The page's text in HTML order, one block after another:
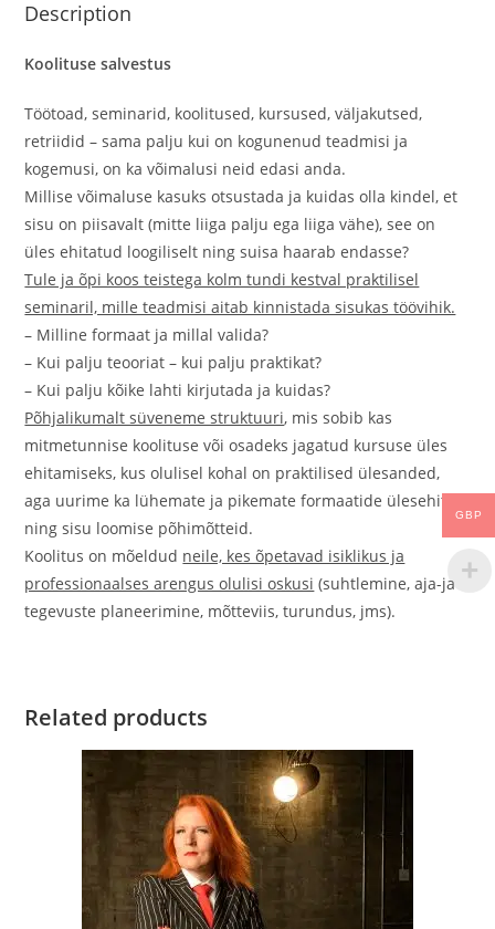
Description
Koolituse salvestus
Töötoad, seminarid, koolitused, kursused, väljakutsed,
retriidid – sama palju kui on kogunenud teadmisi ja
kogemusi, on ka võimalusi neid edasi anda.
Millise võimaluse kasuks otsustada ja kuidas olla kindel, et
sisu on piisavalt (mitte liiga palju ega liiga vähe), see on
üles ehitatud loogiliselt ning suisa haarab endasse?
Tule ja õpi koos teistega kolm tundi kestval praktilisel
seminaril, mille teadmisi aitab kinnistada sisukas töövihik.
– Milline formaat ja millal valida?
– Kui palju teooriat – kui palju praktikat?
– Kui palju kõike lahti kirjutada ja kuidas?
Põhjalikumalt süveneme struktuuri, mis sobib kas
mitmetunnise koolituse või osadeks jagatud kursuse üles
ehitamiseks, kus olulisel kohal on praktilised ülesanded,
aga uurime ka lühemate ja pikemate formaatide ülesehitust
ning sisu loomise põhimõtteid.
Koolitus on mõeldud neile, kes õpetavad isiklikus ja
professionaalses arengus olulisi oskusi (suhtlemine, aja-ja
tegevuste planeerimine, mõtteviis, turundus, jms).
Related products
GBP